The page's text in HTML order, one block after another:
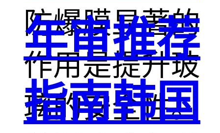
防爆膜显著的
作用是提升玻
璃的安全性。
年审推荐
指南韩国